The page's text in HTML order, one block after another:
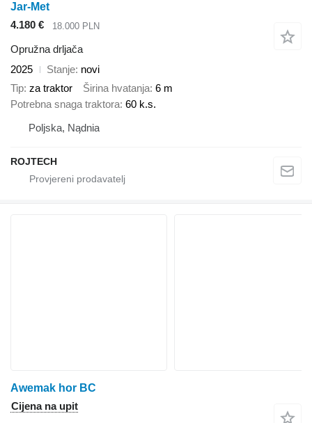
Jar-Met
4.180 €
18.000 PLN
Opružna drljača
2025
Stanje novi
Tip za traktor Širina hvatanja 6 m
Potrebna snaga traktora 60 k.s.
Poljska, Nądnia
ROJTECH
Awemak hor BC
Cijena na upit